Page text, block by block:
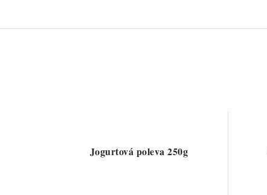
Jogurtová poleva 250g